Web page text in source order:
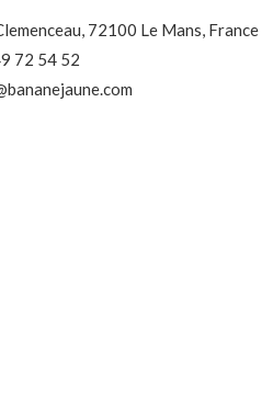
72100 Le Mans, France
72 54 52